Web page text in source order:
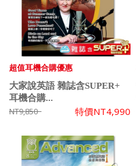
超值耳機合購優惠
大家說英語 雜誌含SUPER+
耳機合購...
NT9,850 特價NT4,990